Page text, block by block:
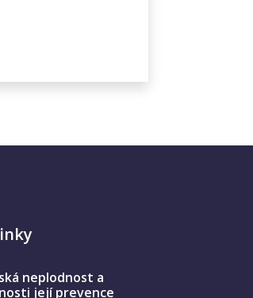
neplodnost a
její prevence